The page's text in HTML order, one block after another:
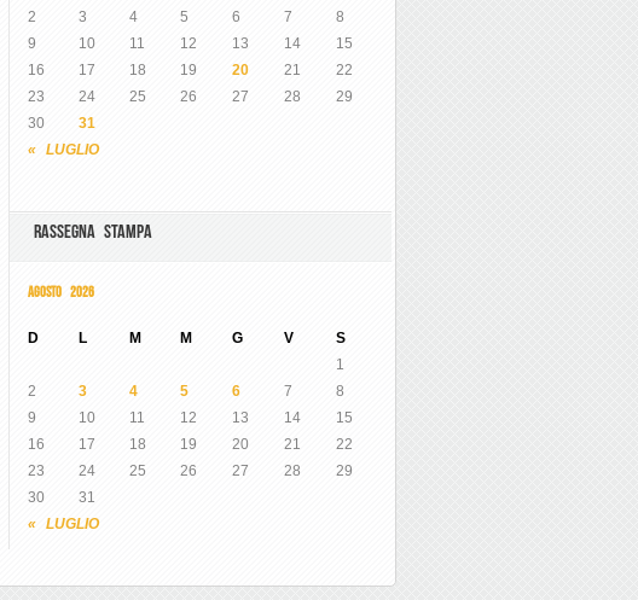
« LUGLIO
2
3 4 5 6 7
8
9
10 11 12 13 14
15
16
17 18 19 20 21
22
23
24 25 26 27 28
29
30
31
RASSEGNA STAMPA
AGOSTO 2026
D L M M G V S
« LUGLIO
1
2
3 4 5 6 7
8
9
10 11 12 13 14
15
16
17 18 19 20 21
22
23
24 25 26 27 28
29
30
31